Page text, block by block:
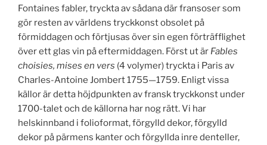
Fontaines fabler, tryckta av sådana där fransoser som
gör resten av världens tryckkonst obsolet på
förmiddagen och förtjusas över sin egen förträfflighet
över ett glas vin på eftermiddagen. Först ut är Fables
choisies, mises en vers (4 volymer) tryckta i Paris av
Charles-Antoine Jombert 1755—1759. Enligt vissa
källor är detta höjdpunkten av fransk tryckkonst under
1700-talet och de källorna har nog rätt. Vi har
helskinnband i folioformat, förgylld dekor, förgylld
dekor på pärmens kanter och förgyllda inre denteller,